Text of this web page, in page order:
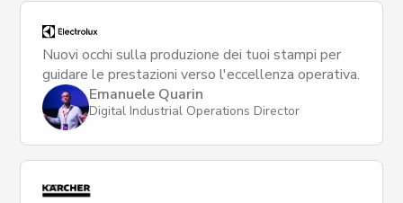
Nuovi occhi sulla produzione dei tuoi stampi per
guidare le prestazioni verso l'eccellenza operativa.
Emanuele Quarin
Digital Industrial Operations Director